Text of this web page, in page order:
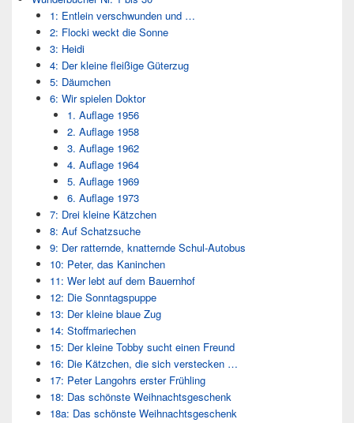
1: Entlein verschwunden und …
2: Flocki weckt die Sonne
3: Heidi
4: Der kleine fleißige Güterzug
5: Däumchen
6: Wir spielen Doktor
1. Auflage 1956
2. Auflage 1958
3. Auflage 1962
4. Auflage 1964
5. Auflage 1969
6. Auflage 1973
7: Drei kleine Kätzchen
8: Auf Schatzsuche
9: Der ratternde, knatternde Schul-Autobus
10: Peter, das Kaninchen
11: Wer lebt auf dem Bauernhof
12: Die Sonntagspuppe
13: Der kleine blaue Zug
14: Stoffmariechen
15: Der kleine Tobby sucht einen Freund
16: Die Kätzchen, die sich verstecken …
17: Peter Langohrs erster Frühling
18: Das schönste Weihnachtsgeschenk
18a: Das schönste Weihnachtsgeschenk